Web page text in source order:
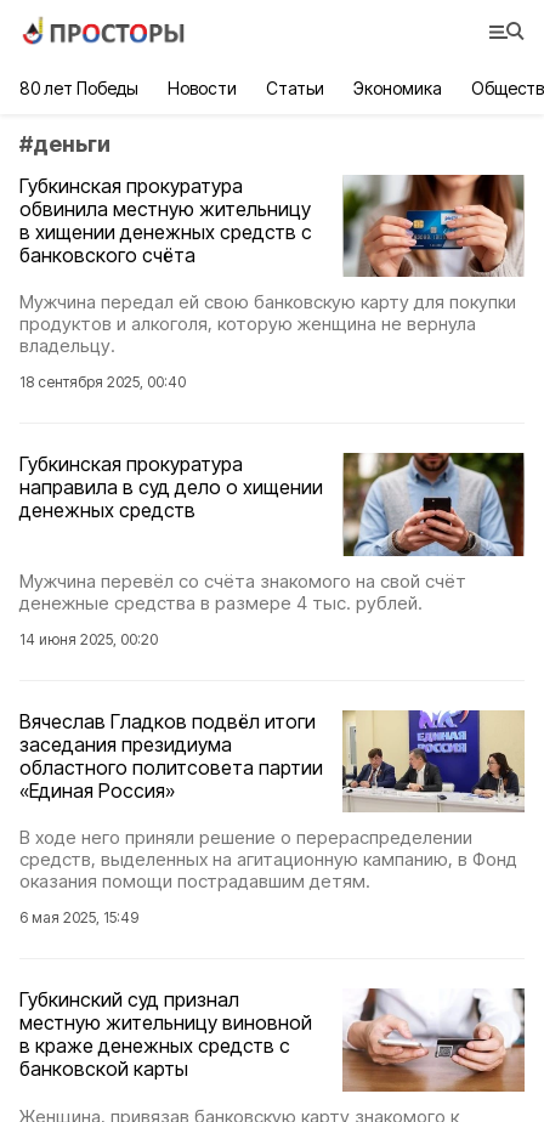
80 лет Победы Новости Статьи Экономика
#деньги
Губкинская прокуратура
обвинила местную жительницу
в хищении денежных средств с
банковского счёта
Мужчина передал ей свою банковскую карту для покупки
продуктов и алкоголя, которую женщина не вернула
владельцу.
18 сентября 2025, 00:40
Губкинская прокуратура
направила в суд дело о хищении
денежных средств
Мужчина перевёл со счёта знакомого на свой счёт
денежные средства в размере 4 тыс. рублей.
14 июня 2025, 00:20
Вячеслав Гладков подвёл итоги
заседания президиума
областного политсовета партии
«Единая Россия»
В ходе него приняли решение о перераспределении
средств, выделенных на агитационную кампанию, в Фонд
оказания помощи пострадавшим детям.
6 мая 2025, 15:49
Губкинский суд признал
местную жительницу виновной
в краже денежных средств с
банковской карты
Женщина, привязав банковскую карту знакомого к